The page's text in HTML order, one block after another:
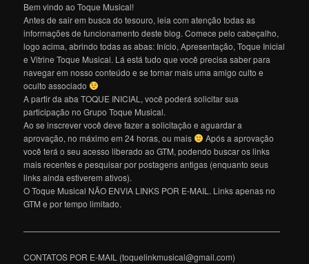
Bem vindo ao Toque Musical!
Antes de sair em busca do tesouro, leia com atenção todas as
informações de funcionamento deste blog. Comece pelo cabeçalho,
logo acima, abrindo todas as abas: Início, Apresentação, Toque Inicial
e Vitrine Toque Musical. Lá está tudo que você precisa saber para
navegar em nosso conteúdo e se tornar mais uma amigo culto e
oculto associado
A partir da aba TOQUE INICIAL, você poderá solicitar sua
participação no Grupo Toque Musical.
Ao se inscrever você deve fazer a solicitação e aguardar a
aprovação, no máximo em 24 horas, ou mais
Após a aprovação
você terá o seu acesso liberado ao GTM, podendo buscar os links
mais recentes e pesquisar por postagens antigas (enquanto seus
links ainda estiverem ativos).
O Toque Musical NÃO ENVIA LINKS POR E-MAIL. Links apenas no
GTM e por tempo limitado.
———————————————————————————————
CONTATOS POR E-MAIL (toquelinkmusical@gmail.com)